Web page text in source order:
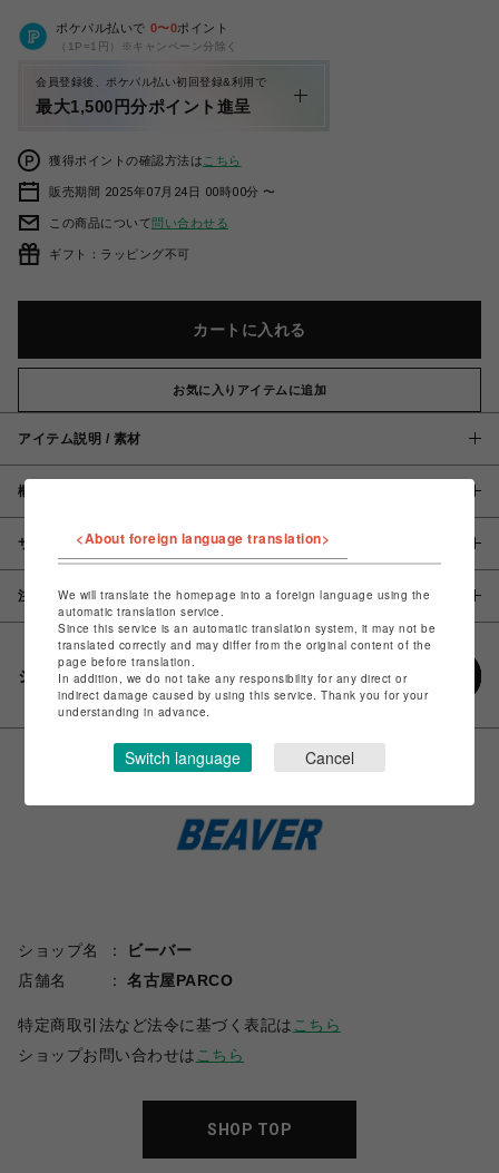
ポケパル払いで 0〜0ポイント
（1P=1円）※キャンペーン分除く
会員登録後、ポケパル払い初回登録&利用で
最大1,500円分ポイント進呈
獲得ポイントの確認方法は こちら
販売期間 2025年07月24日 00時00分 〜
この商品について問い合わせる
ギフト：ラッピング不可
カートに入れる
お気に入りアイテムに追加
アイテム説明 / 素材
概要
サイズ
注意事項
シェアする
ショップ名
ビーバー
店舗名
名古屋PARCO
特定商取引法など法令に基づく表記は こちら
ショップお問い合わせは こちら
SHOP TOP
<About foreign language translation>
We will translate the homepage into a foreign language using the
automatic translation service.
Since this service is an automatic translation system, it may not be
translated correctly and may differ from the original content of the
page before translation.
In addition, we do not take any responsibility for any direct or
indirect damage caused by using this service. Thank you for your
understanding in advance.
Switch language Cancel